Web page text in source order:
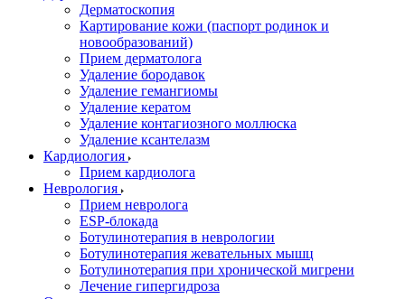
Дерматоскопия
Картирование кожи (паспорт родинок и
новообразований)
Прием дерматолога
Удаление бородавок
Удаление гемангиомы
Удаление кератом
Удаление контагиозного моллюска
Удаление ксантелазм
Кардиология
Прием кардиолога
Неврология
Прием невролога
ESP-блокада
Ботулинотерапия в неврологии
Ботулинотерапия жевательных мышц
Ботулинотерапия при хронической мигрени
Лечение гипергидроза